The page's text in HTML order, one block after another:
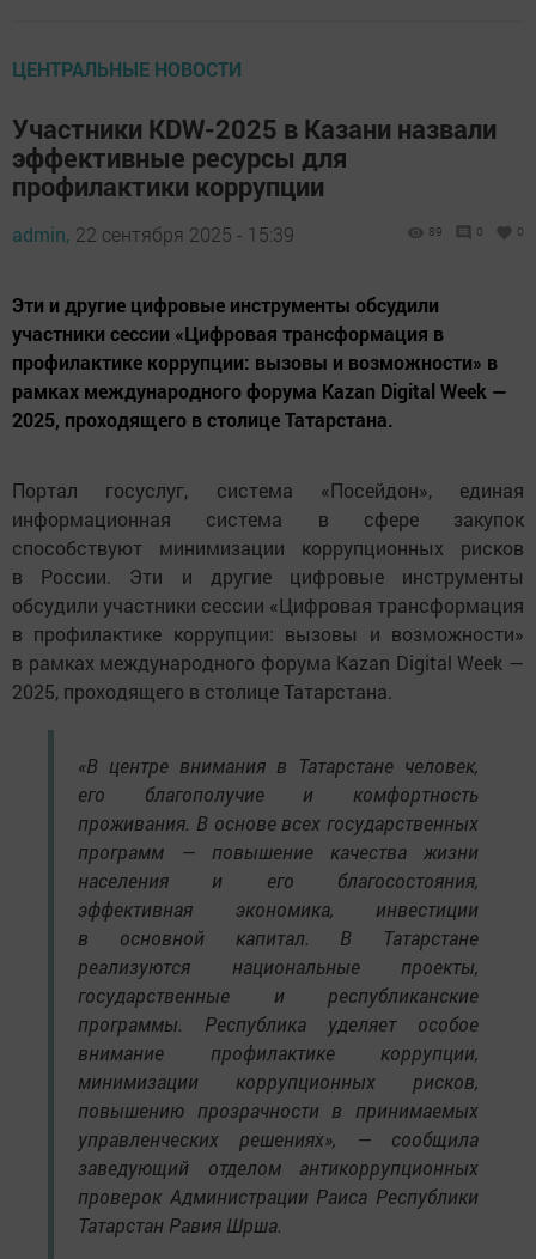
ЦЕНТРАЛЬНЫЕ НОВОСТИ
Участники KDW-2025 в Казани назвали
эффективные ресурсы для
профилактики коррупции
admin, 22 сентября 2025 - 15:39 89 0 0
Эти и другие цифровые инструменты обсудили
участники сессии «Цифровая трансформация в
профилактике коррупции: вызовы и возможности» в
рамках международного форума Kazan Digital Weеk —
2025, проходящего в столице Татарстана.
Портал госуслуг, система «Посейдон», единая
информационная система в сфере закупок
способствуют минимизации коррупционных рисков
в России. Эти и другие цифровые инструменты
обсудили участники сессии «Цифровая трансформация
в профилактике коррупции: вызовы и возможности»
в рамках международного форума Kazan Digital Weеk —
2025, проходящего в столице Татарстана.
«В центре внимания в Татарстане человек,
его благополучие и комфортность
проживания. В основе всех государственных
программ — повышение качества жизни
населения и его благосостояния,
эффективная экономика, инвестиции
в основной капитал. В Татарстане
реализуются национальные проекты,
государственные и республиканские
программы. Республика уделяет особое
внимание профилактике коррупции,
минимизации коррупционных рисков,
повышению прозрачности в принимаемых
управленческих решениях», — сообщила
заведующий отделом антикоррупционных
проверок Администрации Раиса Республики
Татарстан Равия Шрша.